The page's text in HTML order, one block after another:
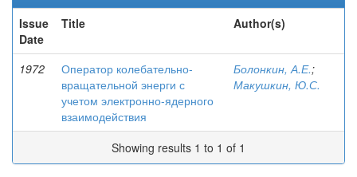
Issue
Date
Title Author(s)
1972
Оператор колебательно-
вращательной энерги с
учетом электронно-ядерного
взаимодействия
Болонкин, А.Е.;
Макушкин, Ю.С.
Showing results 1 to 1 of 1